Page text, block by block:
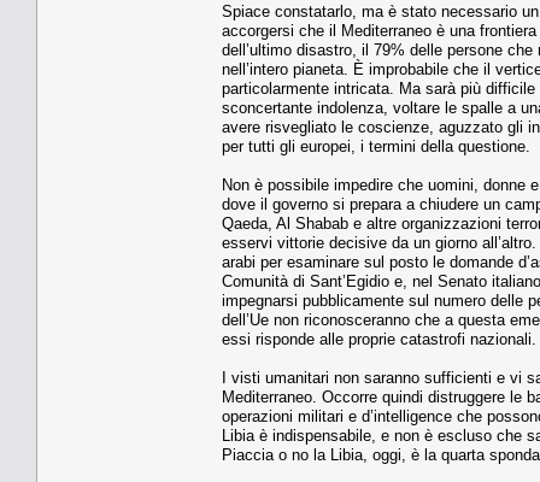
Spiace constatarlo, ma è stato necessario
accorgersi che il Mediterraneo è una
dell’ultimo disastro, il 79% delle persone
nell’intero pianeta. È improbabile che il
particolarmente intricata. Ma sarà più
sconcertante indolenza, voltare le spalle a
avere risvegliato le coscienze, aguzzato gli
per tutti gli europei, i termini della questione.
Non è possibile impedire che uomini, donne
dove il governo si prepara a chiudere un
Qaeda, Al Shabab e altre organizzazioni
esservi vittorie decisive da un giorno
arabi per esaminare sul posto le domande
Comunità di Sant’Egidio e, nel Senato
impegnarsi pubblicamente sul numero delle
dell’Ue non riconosceranno che a questa
essi risponde alle proprie catastrofi nazionali.
I visti umanitari non saranno sufficienti e vi
Mediterraneo. Occorre quindi distruggere le
operazioni militari e d’intelligence che
Libia è indispensabile, e non è escluso che
Piaccia o no la Libia, oggi, è la quarta